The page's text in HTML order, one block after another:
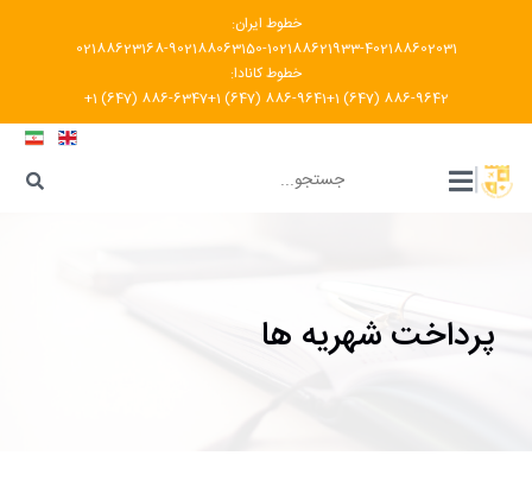
خطوط ایران:
02188623168-902188063150-102188621933-402188602031
خطوط کانادا:
+1 (647) 886-6347+1 (647) 886-9641+1 (647) 886-9642
|
پرداخت شهریه ها